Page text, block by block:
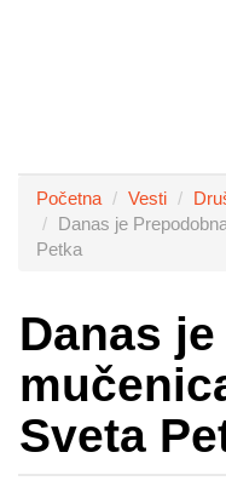
Početna Vesti
Danas je
Petka
Danas
Sveta